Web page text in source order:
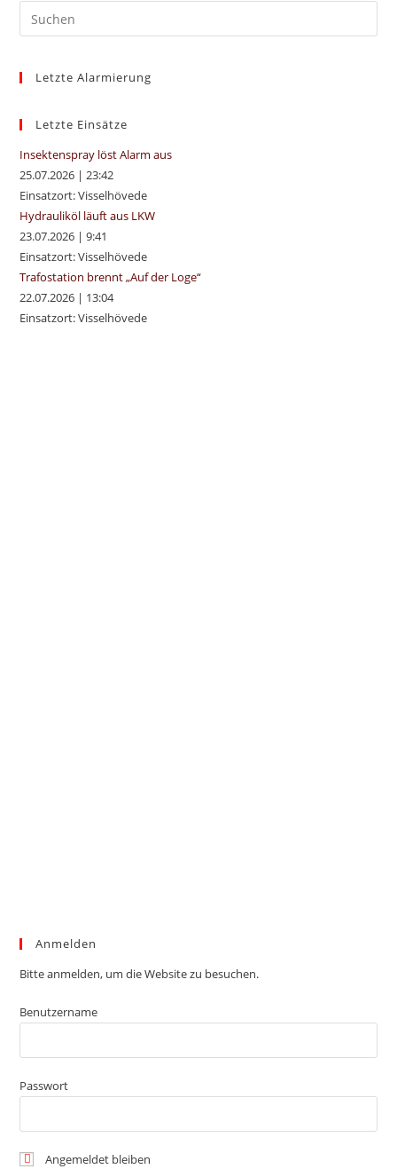
Letzte Alarmierung
Letzte Einsätze
Insektenspray löst Alarm aus
25.07.2026 |23:42
Einsatzort: Visselhövede
Hydrauliköl läuft aus LKW
23.07.2026 |9:41
Einsatzort: Visselhövede
Trafostation brennt „Auf der Loge“
22.07.2026 | 13:04
Einsatzort: Visselhövede
Anmelden
Bitte anmelden, um die Website zu besuchen.
Benutzername
Passwort
Angemeldet bleiben